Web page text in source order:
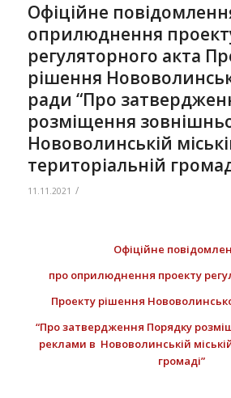
Офіційне
оприлюднення
регуляторного акта
рішення
ради “Про
розміщення
Нововолинській
територіальній
11.11.2021 /
Офіційне
про оприлюднення проекту
Проекту рішення
“Про затвердження Порядку
реклами в Нововолинській
громаді”